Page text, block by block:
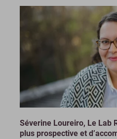
Séverine Loureiro, Le Lab
plus prospective et